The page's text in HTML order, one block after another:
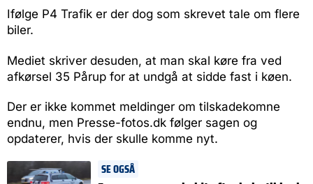
Ifølge P4 Trafik er der dog som skrevet tale om flere
biler.
Mediet skriver desuden, at man skal køre fra ved
afkørsel 35 Pårup for at undgå at sidde fast i køen.
Der er ikke kommet meldinger om tilskadekomne
endnu, men Presse-fotos.dk følger sagen og
opdaterer, hvis der skulle komme nyt.
SE OGSÅ